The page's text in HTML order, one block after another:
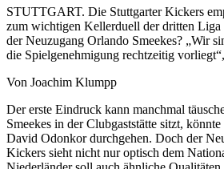
STUTTGART. Die Stuttgarter Kickers
zum wichtigen Kellerduell der dritten Liga
der Neuzugang Orlando Smeekes? „Wir
die Spielgenehmigung rechtzeitig
Von Joachim Klumpp
Der erste Eindruck kann manchmal
Smeekes in der Clubgaststätte sitzt,
David Odonkor durchgehen. Doch der
Kickers sieht nicht nur optisch dem